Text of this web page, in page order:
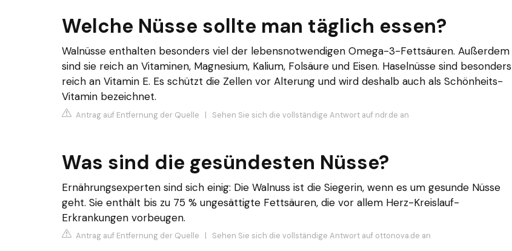
Welche Nüsse sollte man täglich essen?
Walnüsse enthalten besonders viel der lebensnotwendigen Omega-3-Fettsäuren. Außerdem
sind sie reich an Vitaminen, Magnesium, Kalium, Folsäure und Eisen. Haselnüsse sind besonders
reich an Vitamin E. Es schützt die Zellen vor Alterung und wird deshalb auch als Schönheits-
Vitamin bezeichnet.
Antrag auf Entfernung der Quelle | Sehen Sie sich die vollständige Antwort auf ndr.de an
Was sind die gesündesten Nüsse?
Ernährungsexperten sind sich einig: Die Walnuss ist die Siegerin, wenn es um gesunde Nüsse
geht. Sie enthält bis zu 75 % ungesättigte Fettsäuren, die vor allem Herz-Kreislauf-
Erkrankungen vorbeugen.
Antrag auf Entfernung der Quelle | Sehen Sie sich die vollständige Antwort auf ottonova.de an